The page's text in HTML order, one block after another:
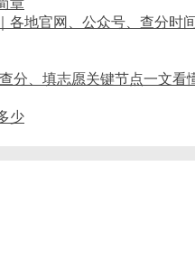
各地官网、公众号、查分时
分、填志愿关键节点一文看
少